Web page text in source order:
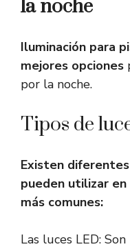
la noche
Iluminación para
mejores opciones
por la noche.
Tipos de
Existen
pueden utilizar en
más comunes:
Las luces LED: